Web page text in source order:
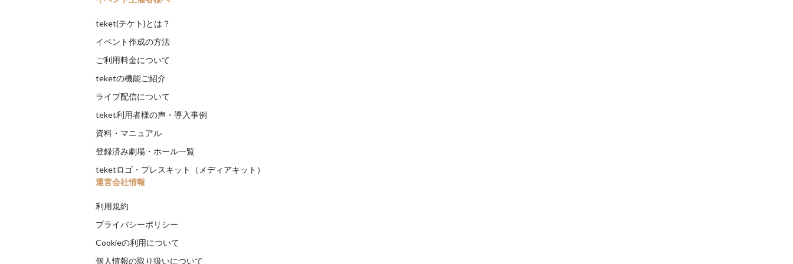
teket(テケト)とは？
イベント作成の方法
ご利用料金について
teketの機能ご紹介
ライブ配信について
teket利用者様の声・導入事例
資料・マニュアル
登録済み劇場・ホール一覧
teketロゴ・プレスキット（メディアキット）
運営会社情報
利用規約
プライバシーポリシー
Cookieの利用について
個人情報の取り扱いについて